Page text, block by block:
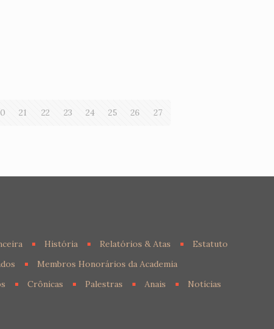
21 22 23 24 25 26 27
História Relatórios & Atas
Estatuto
Membros Honorários da Academia
Crônicas Palestras Anais
Notícias